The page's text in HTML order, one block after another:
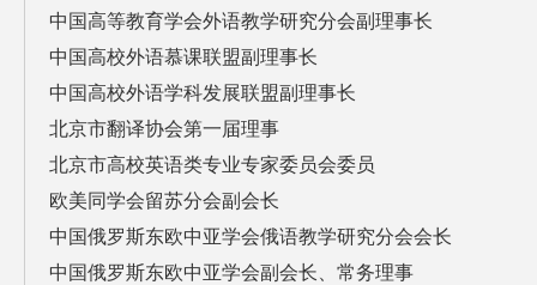
中国高等教育学会外语教学研究分会副理事长
中国高校外语慕课联盟副理事长
中国高校外语学科发展联盟副理事长
北京市翻译协会第一届理事
北京市高校英语类专业专家委员会委员
欧美同学会留苏分会副会长
中国俄罗斯东欧中亚学会俄语教学研究分会会长
中国俄罗斯东欧中亚学会副会长、常务理事